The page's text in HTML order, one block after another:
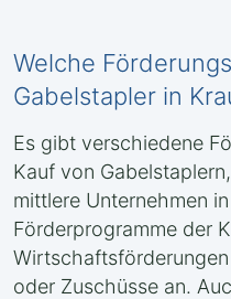
Welche
Gabelstapler in
Es gibt verschiedene
Kauf von
mittlere Unternehmen
Förderprogramme der
oder Zuschüsse an.